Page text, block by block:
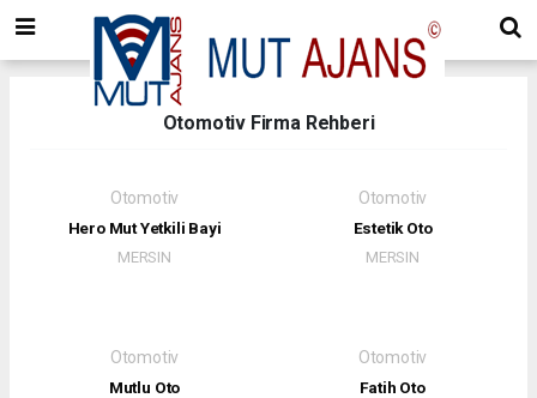
Otomotiv Firma Rehberi
Otomotiv
Hero Mut Yetkili Bayi
MERSIN
Otomotiv
Estetik Oto
MERSIN
Otomotiv
Mutlu Oto
Otomotiv
Fatih Oto